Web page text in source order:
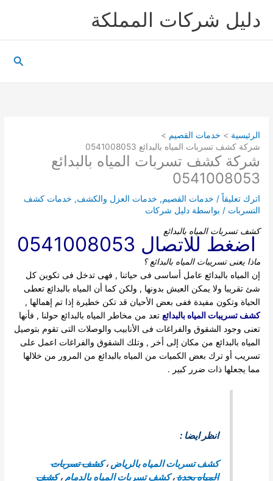
دليل شركات المملكة
الرئيسية
خدمات القصيم
شركة كشف تسربات المياه بالبدائع 0541008053
شركة كشف تسربات المياه بالبدائع
0541008053
اترك تعليقاً / خدمات القصيم, خدمات العزل والكشف, خدمات كشف
التسربات / بواسطة دليل شركات
كشف تسربات المياه بالبدائع
اضغط للاتصال 0541008053
ماذا يعنى تسريبات المياه بالبدائع؟
إن المياه بالبدائع عامل أساسى فى حياتنا , فهى تدخل فى تكوين كل
شئ تقريبا ولا يمكن العيش بدونها , ولكن كما أن المياه بالبدائع تعطى
الحياة وتكون مفيدة ففى بعض الأحيان قد تكن خطيرة إذا تم إهمالها ,
كشف تسريبات المياه بالبدائع تعد من مخاطر المياه بالبدائع حولنا , فأنها
تعنى وجود الشقوق والفراغات فى الأنابيب والوصلات التى تقوم بتوصيل
المياه بالبدائع من مكان إلى أخر , وتلك الشقوق والفراغات اعمل على
تسريب أو ترك بعض الكميات من المياه بالبدائع من المرور من خلالها
مما يجعلها ذات ضرر كبير .
انظر ايضا :
كشف تسربات المياه بالرياض،كشف تسربات
المياه بجدة،كشف تسربات المياه بالدمام،كشف